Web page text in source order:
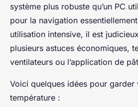
système plus robuste qu’un PC
pour la navigation
utilisation intensive, il est
plusieurs astuces économiques,
ventilateurs ou l’application de
Voici quelques idées pour garder
température :